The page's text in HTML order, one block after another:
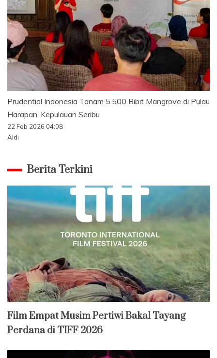
Prudential Indonesia Tanam 5.500 Bibit Mangrove di Pulau
Harapan, Kepulauan Seribu
22 Feb 2026 04:08
Aldi
Berita Terkini
Film Empat Musim Pertiwi Bakal Tayang
Perdana di TIFF 2026